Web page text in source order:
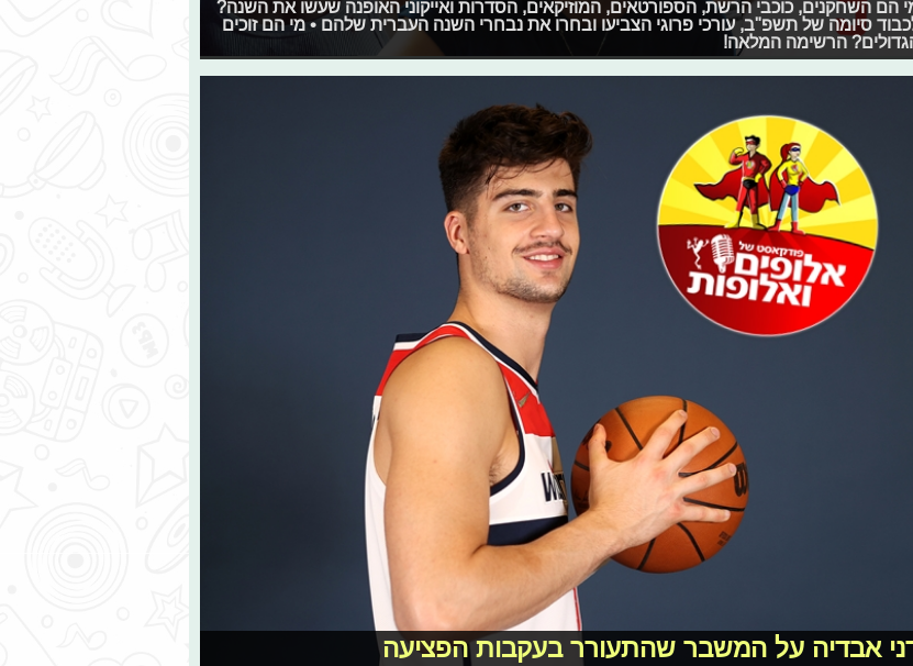
הם השחקנים, כוכבי הרשת, הספורטאים, המוזיקאים, הסדרות ואייקוני האופנה שעשו את השנה?
סיומה של תשפ"ב, עורכי פרוגי הצביעו ובחרו את נבחרי השנה העברית שלהם • מי הם זוכים
הרשימה המלאה!
אבדיה על המשבר שהתעורר בעקבות הפציעה